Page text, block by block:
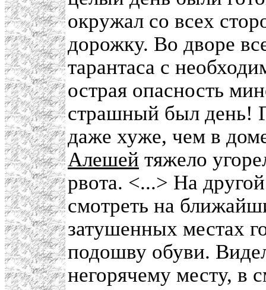
окружал со всех
дорожку. Во дворе
тарантаса с
острая опасность
страшный был день!
даже хуже, чем в
Алешей тяжело
рвота. <...> На
смотреть на
затушенных местах
подошву обуви.
негорячему месту, в